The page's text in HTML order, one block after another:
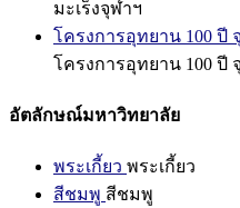
มะเร็งจุฬาฯ
โครงการอุทยาน 100
โครงการอุทยาน 100
อัตลักษณ์มหาวิทยาลัย
พระเกี้ยว พระเกี้ยว
สีชมพู สีชมพู